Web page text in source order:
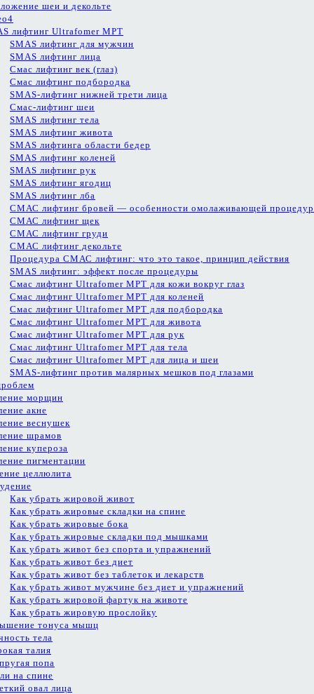
шеи и декольте
лифтинг Ultrafomer MPT
SMAS лифтинг для мужчин
SMAS лифтинг лица
Смас лифтинг век (глаз)
Смас лифтинг подбородка
SMAS-лифтинг нижней трети лица
Смас-лифтинг шеи
SMAS лифтинг тела
SMAS лифтинг живота
SMAS лифтинга области бедер
SMAS лифтинг коленей
SMAS лифтинг рук
SMAS лифтинг ягодиц
SMAS лифтинг лба
СМАС лифтинг бровей — особенности омолаживающей
СМАС лифтинг щек
СМАС лифтинг груди
СМАС лифтинг декольте
Процедура СМАС лифтинг: что это такое, принцип действия
SMAS лифтинг: эффект после процедуры
Смас лифтинг Ultrafomer MPT для кожи вокруг глаз
Смас лифтинг Ultrafomer MPT для коленей
Смас лифтинг Ultrafomer MPT для подбородка
Смас лифтинг Ultrafomer MPT для живота
Смас лифтинг Ultrafomer MPT для рук
Смас лифтинг Ultrafomer MPT для тела
Смас лифтинг Ultrafomer MPT для лица и шеи
SMAS-лифтинг против малярных мешков под глазами
морщин
акне
веснушек
шрамов
купероза
пигментации
целлюлита
Как убрать жировой живот
Как убрать жировые складки на спине
Как убрать жировые бока
Как убрать жировые складки под мышками
Как убрать живот без спорта и упражнений
Как убрать живот без диет
Как убрать живот без таблеток и лекарств
Как убрать живот мужчине без диет и упражнений
Как убрать жировой фартук на животе
Как убрать жировую прослойку
тонуса мышц
тела
талия
попа
на спине
овал лица